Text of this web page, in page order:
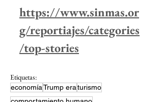
https://www.sinmas.or
g/reportiajes/categories
/top-stories
Etiquetas:
economíaTrump eraturismo